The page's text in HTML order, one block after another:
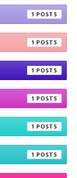
1
1
1
1
1
1